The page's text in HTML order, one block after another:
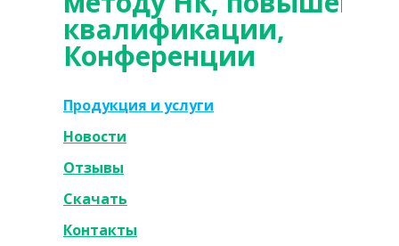
квалификации,
Конференции
Продукция и услуги
Новости
Отзывы
Скачать
Контакты